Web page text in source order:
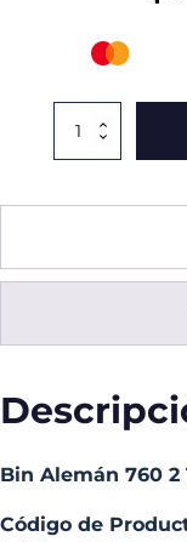
Bin
cantidad
Bin Alemán 760 2
Código de